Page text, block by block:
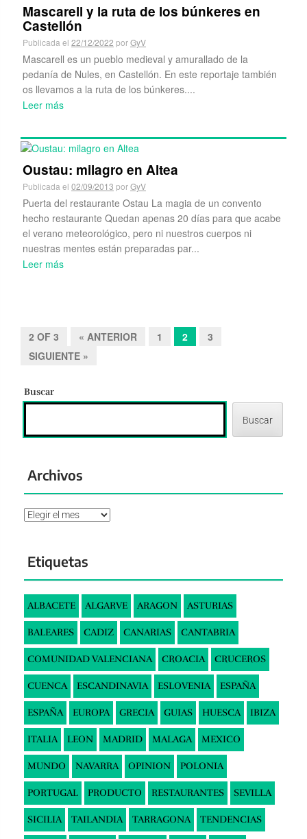
Mascarell y la ruta de los búnkeres en
Castellón
Publicada el 22/12/2022 porGyV
Mascarell es un pueblo medieval y amurallado de la
pedanía de Nules, en Castellón. En este reportaje también
os llevamos a la ruta de los búnkeres....
Leer más
Oustau: milagro en Altea
Publicada el 02/09/2013 porGyV
Puerta del restaurante Ostau La magia de un convento
hecho restaurante Quedan apenas 20 días para que acabe
el verano meteorológico, pero ni nuestros cuerpos ni
nuestras mentes están preparadas par...
Leer más
2 OF 3 « ANTERIOR 1 2
3
SIGUIENTE »
Buscar
Buscar
Archivos
Archivos
Etiquetas
ALBACETE ALGARVE ARAGON ASTURIAS
BALEARES CADIZ CANARIAS CANTABRIA
COMUNIDAD VALENCIANA CROACIA CRUCEROS
CUENCA ESCANDINAVIA ESLOVENIA ESPAÑA
ESPAÑA EUROPA GRECIA GUIAS HUESCA IBIZA
ITALIA LEON MADRID MALAGA MEXICO
MUNDO NAVARRA OPINION POLONIA
PORTUGAL PRODUCTO RESTAURANTES SEVILLA
SICILIA TAILANDIA TARRAGONA TENDENCIAS